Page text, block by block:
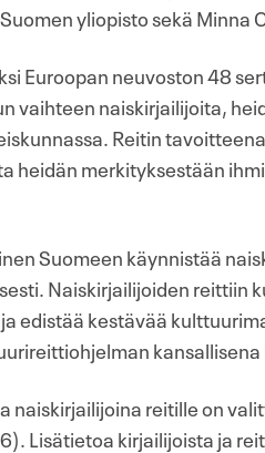
yliopisto sekä Minna
Euroopan neuvoston 48
vaihteen naiskirjailijoita,
Reitin
heidän merkityksestään
Suomeen käynnistää
Naiskirjailijoiden reittiin
edistää kestävää
naiskirjailijoina reitille on
Lisätietoa kirjailijoista ja